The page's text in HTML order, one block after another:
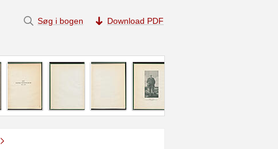
Søg i bogen Download PDF